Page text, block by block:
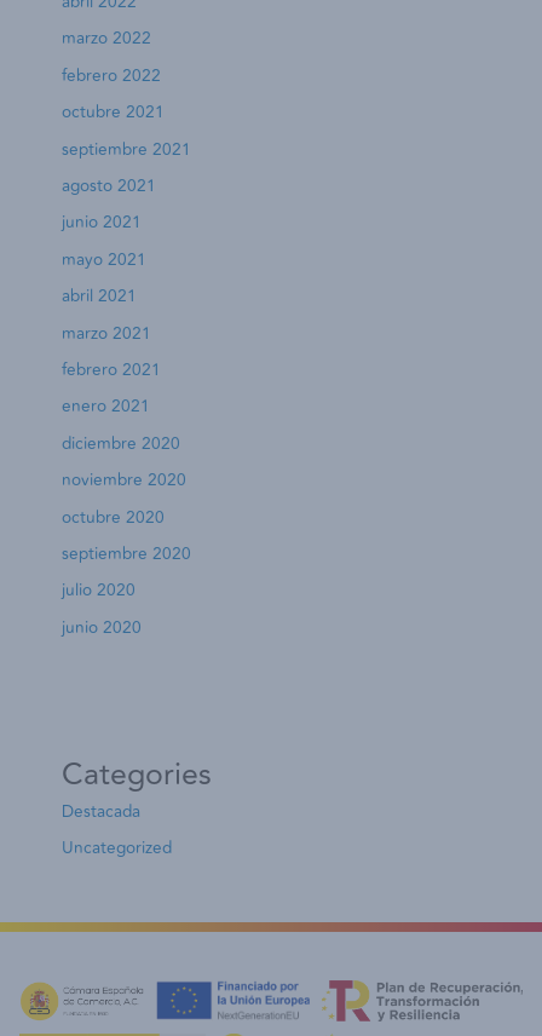
marzo 2022
febrero 2022
octubre 2021
septiembre 2021
agosto 2021
junio 2021
mayo 2021
abril 2021
marzo 2021
febrero 2021
enero 2021
diciembre 2020
noviembre 2020
octubre 2020
septiembre 2020
julio 2020
junio 2020
Categories
Destacada
Uncategorized